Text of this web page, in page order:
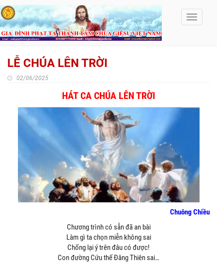
Toggle
LỄ CHÚA LÊN TRỜI
02/06/2025
HÁT CA CHÚA LÊN TRỜI
Chuông Chiều
Chương trình có sẵn đã an bài
Làm gì ta chọn miễn không sai
Chống lại ý trên đâu có được!
Con đường Cứu thế Đâng Thiên sai…